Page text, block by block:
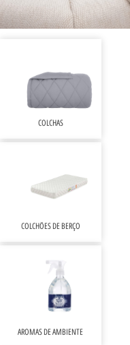
AROMAS DE AMBIENTE
COLCHÕES DE BERÇO
COLCHAS